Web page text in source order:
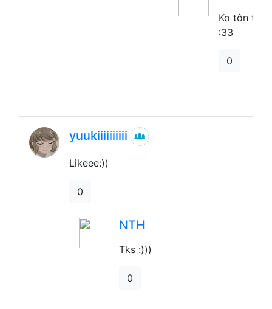
Ko tôn
:33
0
yuukiiiiiiiiii
Likeee:))
0
Tks :)))
0